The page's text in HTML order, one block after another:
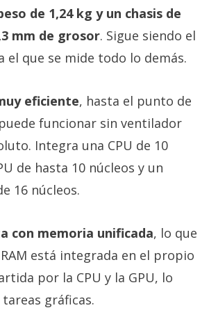
de 1,24 kg y un chasis de
mm de grosor. Sigue siendo el
el que se mide todo lo demás.
eficiente, hasta el punto de
funcionar sin ventilador
Integra una CPU de 10
de hasta 10 núcleos y un
16 núcleos.
con memoria unificada, lo que
está integrada en el propio
por la CPU y la GPU, lo
gráficas.